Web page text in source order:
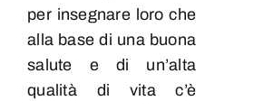
per insegnare loro che
alla base di una buona
salute e di un’alta
qualità di vita c’è